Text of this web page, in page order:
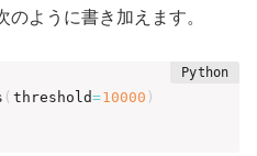
ように書き加えます。
( threshold=10000 )